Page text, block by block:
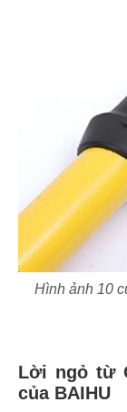
Hình ảnh 10
Lời ngỏ từ
của BAIHU